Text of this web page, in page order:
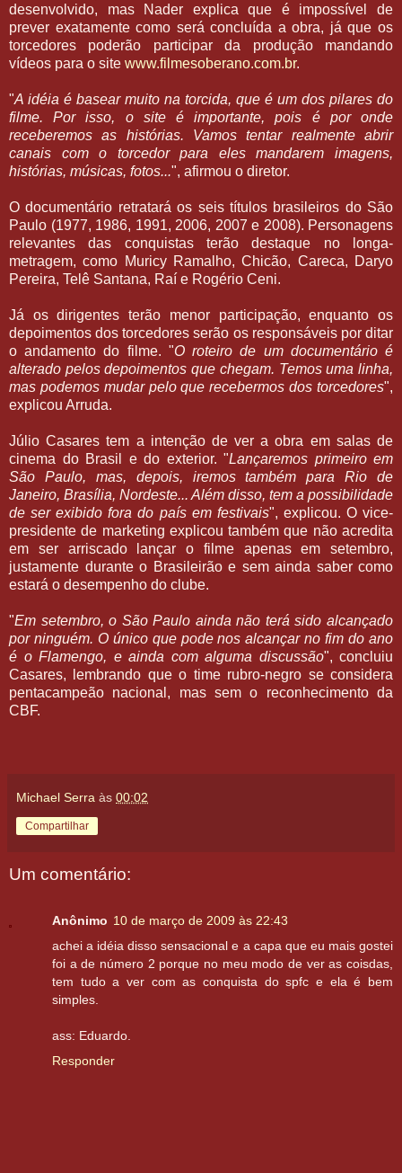
desenvolvido, mas Nader explica que é impossível de
prever exatamente como será concluída a obra, já que os
torcedores poderão participar da produção mandando
vídeos para o site www.filmesoberano.com.br.
"A idéia é basear muito na torcida, que é um dos pilares do
filme. Por isso, o site é importante, pois é por onde
receberemos as histórias. Vamos tentar realmente abrir
canais com o torcedor para eles mandarem imagens,
histórias, músicas, fotos...", afirmou o diretor.
O documentário retratará os seis títulos brasileiros do São
Paulo (1977, 1986, 1991, 2006, 2007 e 2008). Personagens
relevantes das conquistas terão destaque no longa-
metragem, como Muricy Ramalho, Chicão, Careca, Daryo
Pereira, Telê Santana, Raí e Rogério Ceni.
Já os dirigentes terão menor participação, enquanto os
depoimentos dos torcedores serão os responsáveis por ditar
o andamento do filme. "O roteiro de um documentário é
alterado pelos depoimentos que chegam. Temos uma linha,
mas podemos mudar pelo que recebermos dos torcedores",
explicou Arruda.
Júlio Casares tem a intenção de ver a obra em salas de
cinema do Brasil e do exterior. "Lançaremos primeiro em
São Paulo, mas, depois, iremos também para Rio de
Janeiro, Brasília, Nordeste... Além disso, tem a possibilidade
de ser exibido fora do país em festivais", explicou. O vice-
presidente de marketing explicou também que não acredita
em ser arriscado lançar o filme apenas em setembro,
justamente durante o Brasileirão e sem ainda saber como
estará o desempenho do clube.
"Em setembro, o São Paulo ainda não terá sido alcançado
por ninguém. O único que pode nos alcançar no fim do ano
é o Flamengo, e ainda com alguma discussão", concluiu
Casares, lembrando que o time rubro-negro se considera
pentacampeão nacional, mas sem o reconhecimento da
CBF.
Michael Serra às 00:02
Compartilhar
Um comentário:
Anônimo 10 de março de 2009 às 22:43
achei a idéia disso sensacional e a capa que eu mais gostei
foi a de número 2 porque no meu modo de ver as coisdas,
tem tudo a ver com as conquista do spfc e ela é bem
simples.
ass: Eduardo.
Responder